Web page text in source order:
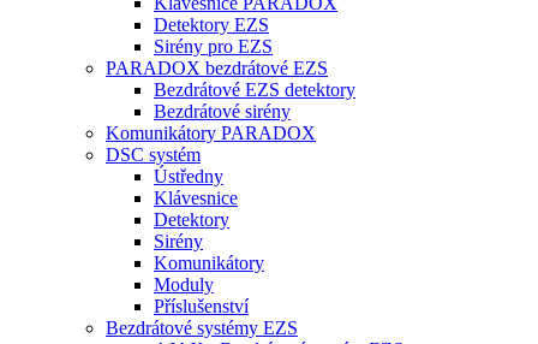
Detektory EZS
Sirény pro EZS
PARADOX bezdrátové EZS
Bezdrátové EZS detektory
Bezdrátové sirény
Komunikátory PARADOX
DSC systém
Ústředny
Klávesnice
Detektory
Sirény
Komunikátory
Moduly
Příslušenství
Bezdrátové systémy EZS